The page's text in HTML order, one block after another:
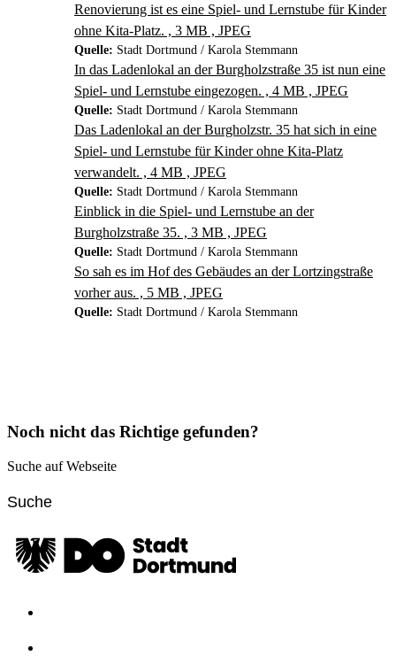
Renovierung ist es eine Spiel- und Lernstube für Kinder
ohne Kita-Platz. , 3 MB , JPEG
Quelle: Stadt Dortmund / Karola Stemmann
In das Ladenlokal an der Burgholzstraße 35 ist nun eine
Spiel- und Lernstube eingezogen. , 4 MB , JPEG
Quelle: Stadt Dortmund / Karola Stemmann
Das Ladenlokal an der Burgholzstr. 35 hat sich in eine
Spiel- und Lernstube für Kinder ohne Kita-Platz
verwandelt. , 4 MB , JPEG
Quelle: Stadt Dortmund / Karola Stemmann
Einblick in die Spiel- und Lernstube an der
Burgholzstraße 35. , 3 MB , JPEG
Quelle: Stadt Dortmund / Karola Stemmann
So sah es im Hof des Gebäudes an der Lortzingstraße
vorher aus. , 5 MB , JPEG
Quelle: Stadt Dortmund / Karola Stemmann
Noch nicht das Richtige gefunden?
Suche auf Webseite